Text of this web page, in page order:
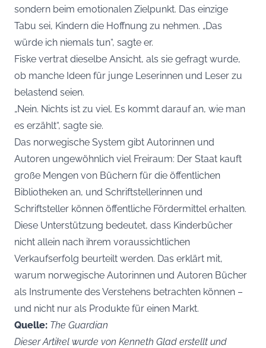
sondern beim emotionalen Zielpunkt. Das einzige
Tabu sei, Kindern die Hoffnung zu nehmen. „Das
würde ich niemals tun“, sagte er.
Fiske vertrat dieselbe Ansicht, als sie gefragt wurde,
ob manche Ideen für junge Leserinnen und Leser zu
belastend seien.
„Nein. Nichts ist zu viel. Es kommt darauf an, wie man
es erzählt“, sagte sie.
Das norwegische System gibt Autorinnen und
Autoren ungewöhnlich viel Freiraum: Der Staat kauft
große Mengen von Büchern für die öffentlichen
Bibliotheken an, und Schriftstellerinnen und
Schriftsteller können öffentliche Fördermittel erhalten.
Diese Unterstützung bedeutet, dass Kinderbücher
nicht allein nach ihrem voraussichtlichen
Verkaufserfolg beurteilt werden. Das erklärt mit,
warum norwegische Autorinnen und Autoren Bücher
als Instrumente des Verstehens betrachten können –
und nicht nur als Produkte für einen Markt.
Quelle: The Guardian
Dieser Artikel wurde von Kenneth Glad erstellt und